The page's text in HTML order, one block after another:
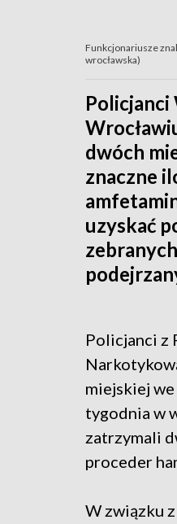
Funkcjonariusze
wrocławska)
Policjanci
dwóch
znaczne
uzyskać
Policjanci z
miejskiej
tygodnia w
zatrzymali
proceder
W związku